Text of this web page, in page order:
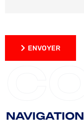
ENVOYER
NAVIGATION